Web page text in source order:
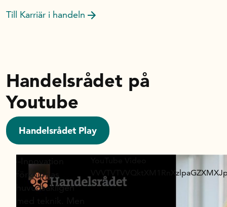
Till Karriär i handeln
Handelsrådet på
Youtube
Handelsrådet Play
–Innovation
förknippas
huvudsakligen